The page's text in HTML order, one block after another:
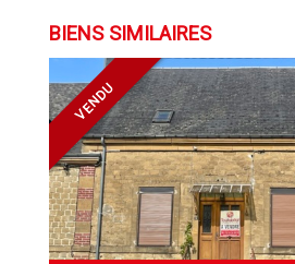
BIENS SIMILAIRES
VENDU